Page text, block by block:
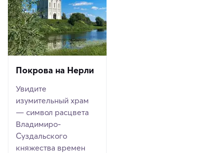
Покрова на Нерли
Увидите
изумительный храм
— символ расцвета
Владимиро-
Суздальского
княжества времен